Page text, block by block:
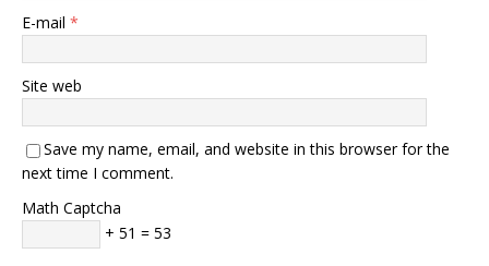
E-mail *
Site web
Save my name, email, and website in this browser for the
next time I comment.
Math Captcha
+ 51 = 53